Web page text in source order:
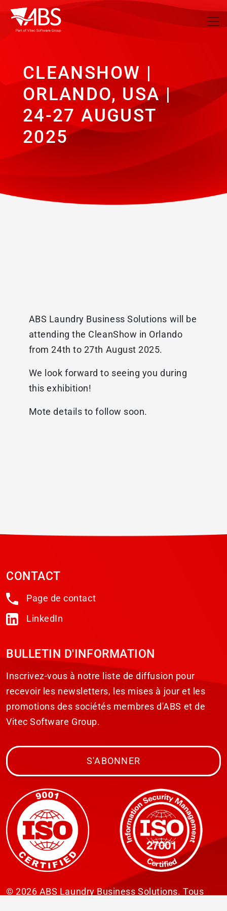
CLEANSHOW |
ORLANDO, USA |
24-27 AUGUST
2025
ABS Laundry Business Solutions will be
attending the CleanShow in Orlando
from 24th to 27th August 2025.
We look forward to seeing you during
this exhibition!
Mote details to follow soon.
CONTACT
Page de contact
LinkedIn
BULLETIN D'INFORMATION
Inscrivez-vous à notre liste de diffusion pour
recevoir les newsletters, les mises à jour et les
promotions des sociétés membres d'ABS et de
Vitec Software Group.
S'ABONNER
© 2026 ABS Laundry Business Solutions. Tous